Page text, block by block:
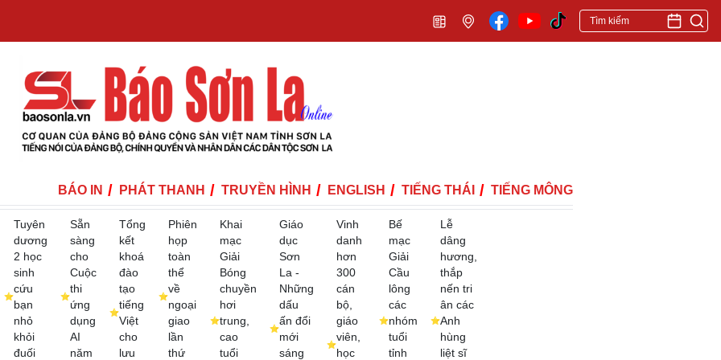
BÁO IN PHÁT THANH TRUYỀN HÌNH ENGLISH TIẾNG THÁI TIẾNG MÔNG
Tuyên
dương
2 học
sinh
cứu
bạn
nhỏ
khỏi
đuối
Sẵn
sàng
cho
Cuộc
thi
ứng
dụng
AI
năm
Tổng
kết
khoá
đào
tạo
tiếng
Việt
cho
lưu
Phiên
họp
toàn
thể
về
ngoại
giao
lần
thứ
Khai
mạc
Giải
Bóng
chuyền
hơi
trung,
cao
tuổi
Giáo
dục
Sơn
La -
Những
dấu
ấn đổi
mới
sáng
Vinh
danh
hơn
300
cán
bộ,
giáo
viên,
học
Bế
mạc
Giải
Cầu
lông
các
nhóm
tuổi
tỉnh
Lễ
dâng
hương,
thắp
nến tri
ân các
Anh
hùng
liệt sĩ